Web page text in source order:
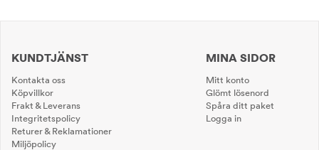
KUNDTJÄNST
Kontakta oss
Köpvillkor
Frakt & Leverans
Integritetspolicy
Returer & Reklamationer
Miljöpolicy
MINA SIDOR
Mitt konto
Glömt lösenord
Spåra ditt paket
Logga in